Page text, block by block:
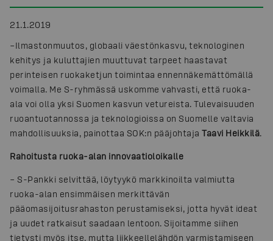
21.1.2019
–Ilmastonmuutos, globaali väestönkasvu, teknologinen
kehitys ja kuluttajien muuttuvat tarpeet haastavat
perinteisen ruokaketjun toimintaa ennennäkemättömällä
voimalla. Me S-ryhmässä uskomme vahvasti, että ruoka-
ala voi olla yksi Suomen kasvun vetureista. Tulevaisuuden
ruoantuotannossa ja teknologioissa on Suomelle valtavia
mahdollisuuksia, painottaa SOK:n pääjohtaja Taavi Heikkilä.
Rahoitusta ruoka-alan innovaatioloikalle
– S-Pankki selvittää, löytyykö markkinoilta valmiutta
ruoka-alan ensimmäisen merkittävän
pääomasijoitusrahaston perustamiseksi, jotta hyvät ideat
ja uudet ratkaisut saadaan lentoon. Sijoitamme siihen
tietysti myös itse, mutta liikkeellelähdön varmistamiseen